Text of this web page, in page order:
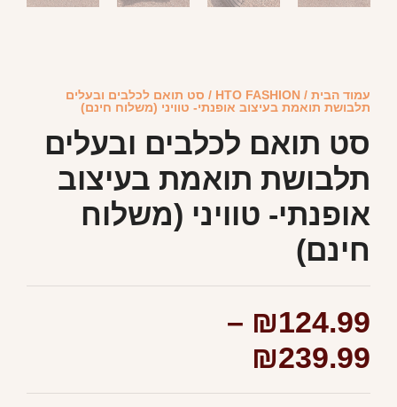
עמוד הבית /
HTO FASHION / סט תואם לכלבים ובעלים
תלבושת תואמת בעיצוב אופנתי- טוויני (משלוח חינם)
סט תואם לכלבים ובעלים
תלבושת תואמת בעיצוב
אופנתי- טוויני (משלוח
חינם)
₪124.99
–
₪239.99